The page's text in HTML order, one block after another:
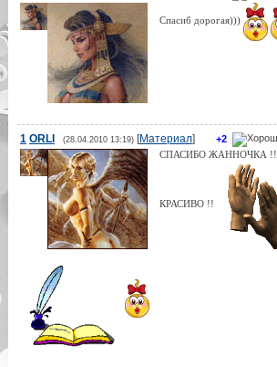
Спасиб дорогая)))
+2
1 ORLI (28.04.2010 13:19)[Материал]
СПАСИБО ЖАННОЧКА !!
КРАСИВО !!